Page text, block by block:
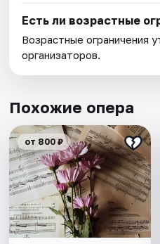
Есть ли возрастные
Возрастные ограничения
организаторов.
Похожие опера
от 800 ₽